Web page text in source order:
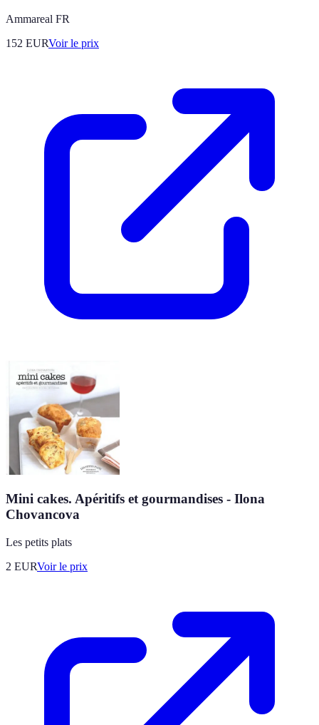
Ammareal FR
152 EURVoir le prix
Mini cakes. Apéritifs et gourmandises - Ilona
Chovancova
Les petits plats
2 EURVoir le prix